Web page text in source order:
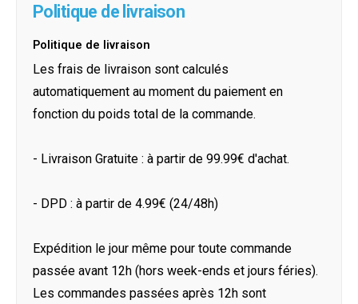
Politique de livraison
Politique de livraison
Les frais de livraison sont calculés
automatiquement au moment du paiement en
fonction du poids total de la commande.
- Livraison Gratuite : à partir de 99.99€ d'achat.
- DPD : à partir de 4.99€ (24/48h)
Expédition le jour même pour toute commande
passée avant 12h (hors week-ends et jours féries).
Les commandes passées après 12h sont